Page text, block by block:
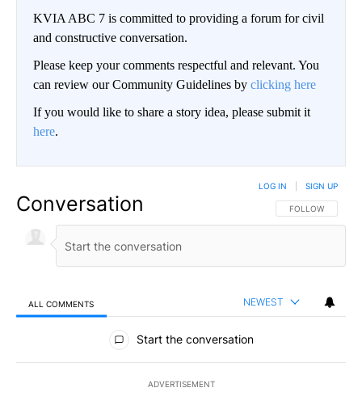
KVIA ABC 7 is committed to providing a forum for civil
and constructive conversation.
Please keep your comments respectful and relevant. You
can review our Community Guidelines by clicking here
If you would like to share a story idea, please submit it
here.
Conversation FOLLOW THIS
FOLLOW
LOG IN SIGN UP
ALL COMMENTS NEWEST
All Comments
Start the conversation
ADVERTISEMENT